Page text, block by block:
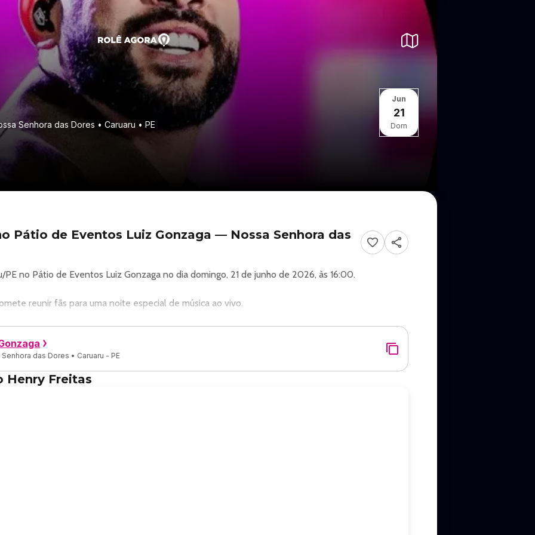
Senhora das Dores • Caruaru • PE
Jun
21
Dom
Pátio de Eventos Luiz Gonzaga — Nossa Senhora das
PE no Pátio de Eventos Luiz Gonzaga no dia domingo, 21 de junho de 2026, às 16:00.
reunir fãs para uma noite especial de música ao vivo.
Luiz Gonzaga, um espaço conhecido por receber eventos na cidade de Caruaru.
Sra. das Dores, Caruaru - PE, 55002-310, Brasil.
Confira no link oficial do evento:
das Dores • Caruaru - PE
Henry Freitas